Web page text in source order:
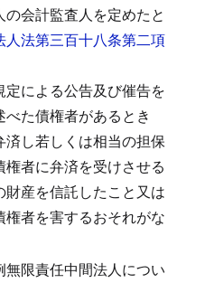
会計監査人を定めたと
人法第三百十八条第二項
定による公告及び催告を
た債権者があるとき
し若しくは相当の担保
者に弁済を受けさせる
産を信託したこと又は
者を害するおそれがな
無限責任中間法人につい